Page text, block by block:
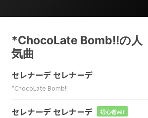
*ChocoLate Bomb!!の人
気曲
セレナーデ セレナーデ
*ChocoLate Bomb!!
セレナーデ セレナーデ 初心者ver